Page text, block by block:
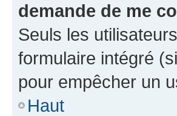
demande de me
Seuls les
formulaire intégré
pour empêcher un
Haut